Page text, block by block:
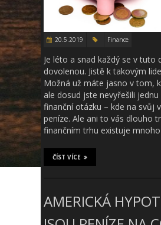
20.5.2019 Finance
Je léto a snad každý se v tuto
dovolenou. Jistě k takovým
Možná už máte jasno v tom,
ale dosud jste nevyřešili
finanční otázku – kde na svůj
peníze. Ale ani to vás dlouho
finančním trhu existuje
ČÍST VÍCE
AMERICKÁ